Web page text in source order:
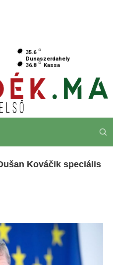
35.6 C
Dunaszerdahely
36.8 C Kassa
Kováčik speciális